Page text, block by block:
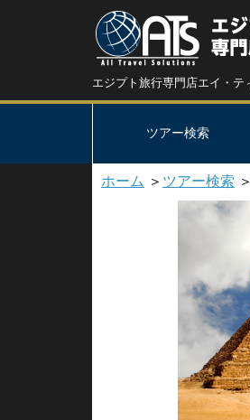
エジプト旅行専門店エイ・
ツアー検索
ホーム ＞ ツアー検索